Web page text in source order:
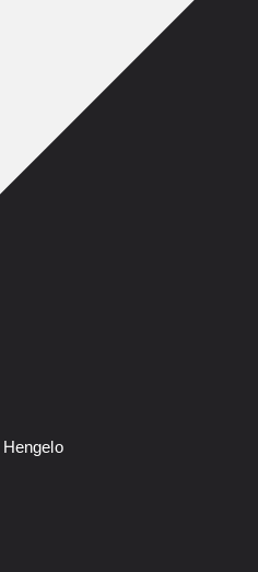
Hengelo